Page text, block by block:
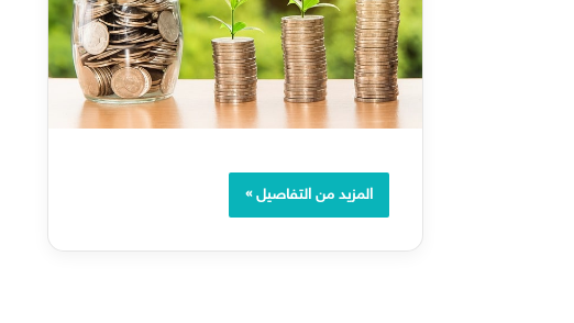
المزيد من التفاصيل »